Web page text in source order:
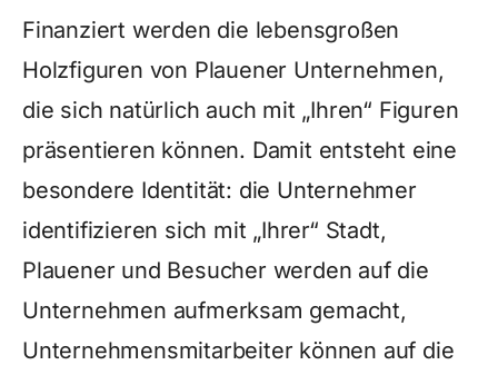
Finanziert werden die lebensgroßen
Holzfiguren von Plauener Unternehmen,
die sich natürlich auch mit „Ihren“ Figuren
präsentieren können. Damit entsteht eine
besondere Identität: die Unternehmer
identifizieren sich mit „Ihrer“ Stadt,
Plauener und Besucher werden auf die
Unternehmen aufmerksam gemacht,
Unternehmensmitarbeiter können auf die